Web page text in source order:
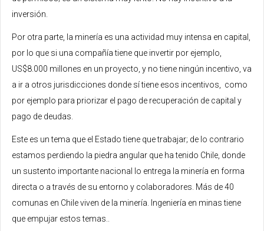
inversión.
Por otra parte, la minería es una actividad muy intensa en capital,
por lo que si una compañía tiene que invertir por ejemplo,
US$8.000 millones en un proyecto, y no tiene ningún incentivo, va
a ir a otros jurisdicciones donde sí tiene esos incentivos, como
por ejemplo para priorizar el pago de recuperación de capital y
pago de deudas.
Este es un tema que el Estado tiene que trabajar; de lo contrario
estamos perdiendo la piedra angular que ha tenido Chile, donde
un sustento importante nacional lo entrega la minería en forma
directa o a través de su entorno y colaboradores. Más de 40
comunas en Chile viven de la minería. Ingeniería en minas tiene
que empujar estos temas..